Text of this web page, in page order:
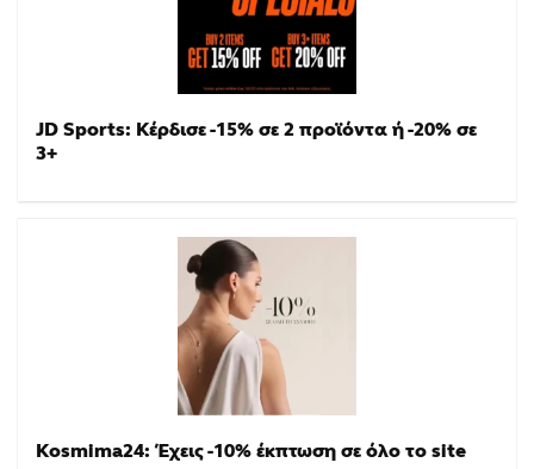
JD Sports: Κέρδισε -15% σε 2 προϊόντα ή -20% σε
3+
Kosmima24: Έχεις -10% έκπτωση σε όλο το site